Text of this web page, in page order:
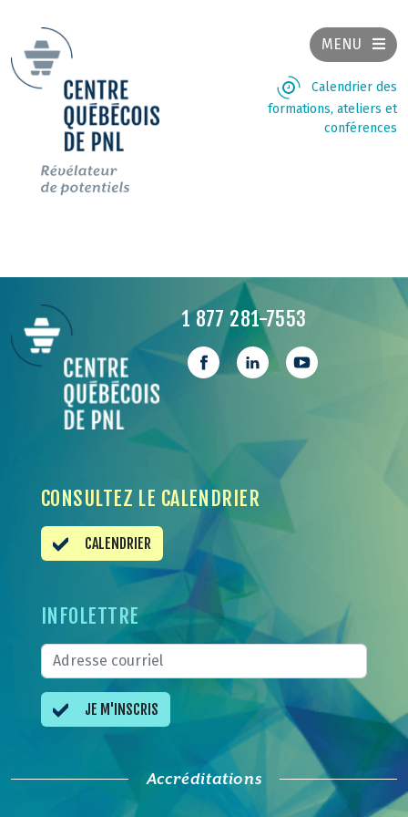
MENU
Calendrier des
formations, ateliers et
conférences
1 877 281-7553
CONSULTEZ LE CALENDRIER
CALENDRIER
INFOLETTRE
JE M'INSCRIS
Accréditations